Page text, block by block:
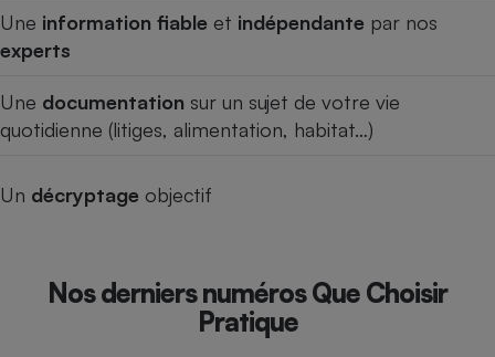
Une information fiable et indépendante par nos
experts
Une documentation sur un sujet de votre vie
quotidienne (litiges, alimentation, habitat…)
Un décryptage objectif
Nos derniers numéros Que Choisir
Pratique